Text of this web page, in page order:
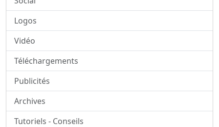
Logos
Vidéo
Téléchargements
Publicités
Archives
Tutoriels - Conseils